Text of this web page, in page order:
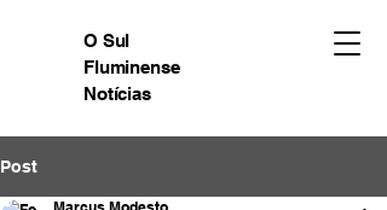
O Sul
Fluminense
Notícias
Post